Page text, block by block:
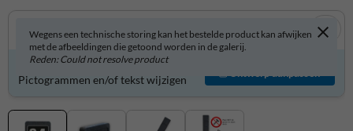
Wegens een technische storing kan het bestelde product kan afwijken
met de afbeeldingen die getoond worden in de galerij.
Reden: Could not resolve product
Product zelf aanpassen?
Pictogrammen en/of tekst wijzigen
Ontwerp aanpassen